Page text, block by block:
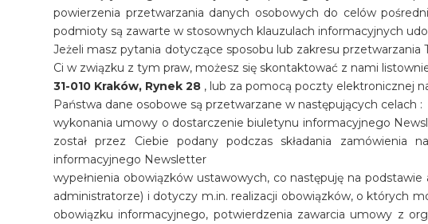
powierzenia przetwarzania danych osobowych do celów
podmioty są zawarte w stosownych klauzulach informacyjnych
Jeżeli masz pytania dotyczące sposobu lub zakresu przetwarzania
Ci w związku z tym praw, możesz się skontaktować z nami
31-010 Kraków, Rynek 28 , lub za pomocą poczty elektronicznej
Państwa dane osobowe są przetwarzane w następujących celach :
wykonania umowy o dostarczenie biuletynu informacyjnego
został przez Ciebie podany podczas składania zamówienia
informacyjnego Newsletter
wypełnienia obowiązków ustawowych, co następuję na
administratorze) i dotyczy m.in. realizacji obowiązków, o których
obowiązku informacyjnego, potwierdzenia zawarcia umowy z